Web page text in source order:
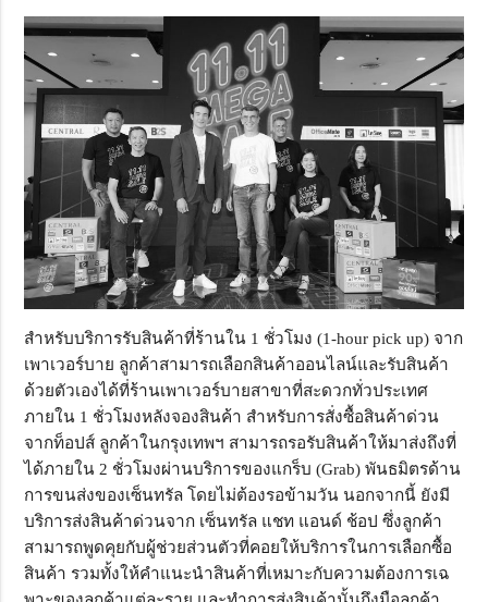
สำหรับบริการรับสินค้าที่ร้านใน 1 ชั่วโมง (1-hour pick up) จาก
เพาเวอร์บาย ลูกค้าสามารถเลือกสินค้าออนไลน์และรับสินค้า
ด้วยตัวเองได้ที่ร้านเพาเวอร์บายสาขาที่สะดวกทั่วประเทศ
ภายใน 1 ชั่วโมงหลังจองสินค้า สำหรับการสั่งซื้อสินค้าด่วน
จากท็อปส์ ลูกค้าในกรุงเทพฯ สามารถรอรับสินค้าให้มาส่งถึงที่
ได้ภายใน 2 ชั่วโมงผ่านบริการของแกร็บ(Grab)พันธมิตรด้าน
การขนส่งของเซ็นทรัล โดยไม่ต้องรอข้ามวัน นอกจากนี้ ยังมี
บริการส่งสินค้าด่วนจาก เซ็นทรัล แชท แอนด์ ช้อป ซึ่งลูกค้า
สามารถพูดคุยกับผู้ช่วยส่วนตัวที่คอยให้บริการในการเลือกซื้อ
สินค้า รวมทั้งให้คำแนะนำสินค้าที่เหมาะกับความต้องการเฉ